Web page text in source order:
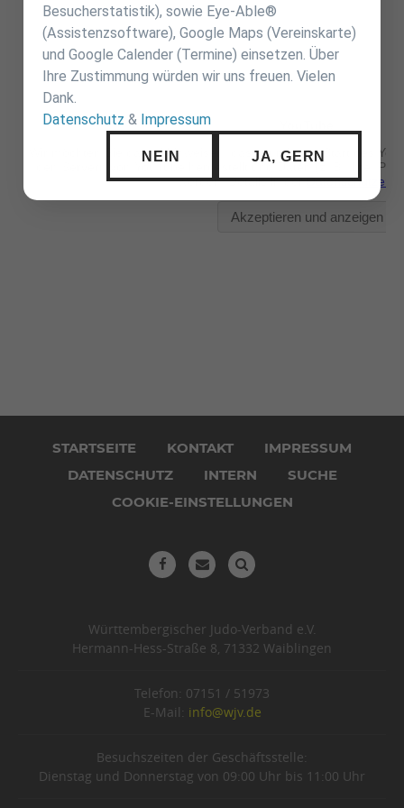
überspringen
STARTSEITE KONTAKT
IMPRESSUM
DATENSCHUTZ
INTERN
SUCHE
COOKIE-EINSTELLUNGEN
Württembergischer Judo-Verband e.V.
Hermann-Hess-Straße 8, 71332 Waiblingen
Telefon: 07151 / 51973
E-Mail: info@wjv.de
Besuchszeiten der Geschäftsstelle:
Dienstag und Donnerstag von 09:00 Uhr bis 11:00 Uhr
Besucherstatistik), sowie Eye-Able®
(Assistenzsoftware), Google Maps (Vereinskarte)
und Google Calender (Termine) einsetzen. Über
Ihre Zustimmung würden wir uns freuen. Vielen
Dank.
Datenschutz & Impressum
NEIN JA, GERN